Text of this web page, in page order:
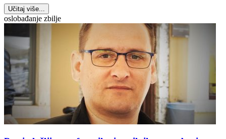
Učitaj više...
oslobađanje zbilje